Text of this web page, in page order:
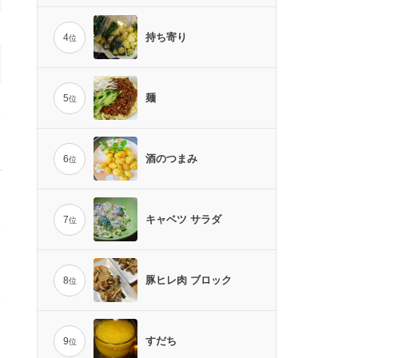
4位 持ち寄り
5位 麺
6位 酒のつまみ
7位 キャベツ サラダ
8位 豚ヒレ肉 ブロック
9位 すだち